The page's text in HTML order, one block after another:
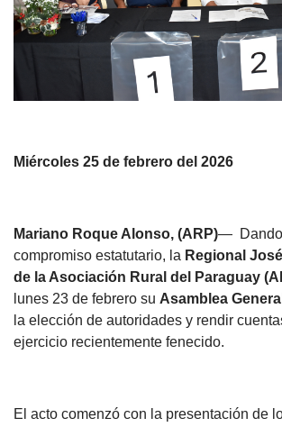
Miércoles 25 de febrero del 2026
Mariano Roque Alonso, (ARP)— Dando
compromiso estatutario, la Regional
de la Asociación Rural del Paraguay
lunes 23 de febrero su Asamblea
la elección de autoridades y rendir
ejercicio recientemente fenecido.
El acto comenzó con la presentación de